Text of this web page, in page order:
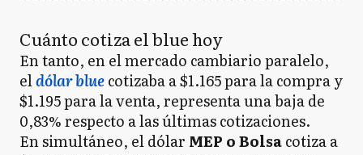
Cuánto cotiza el blue hoy
En tanto, en el mercado cambiario paralelo,
eldólar bluecotizaba a $1.165 para la compra y
$1.195 para la venta, representa una baja de
0,83% respecto a las últimas cotizaciones.
En simultáneo, el dólar MEP o Bolsacotiza a